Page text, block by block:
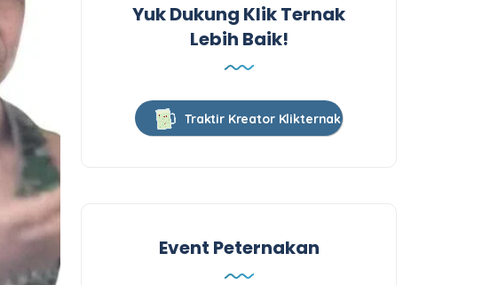
Yuk Dukung Klik Ternak
Lebih Baik!
Traktir Kreator Klikternak
Event Peternakan